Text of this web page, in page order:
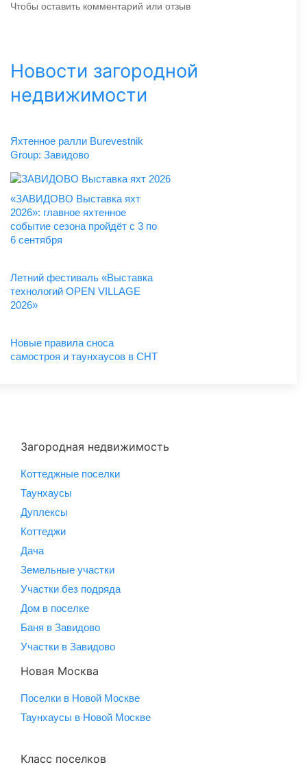
Чтобы оставить комментарий или отзыв
Новости загородной
недвижимости
Яхтенное ралли Burevestnik
Group: Завидово
«ЗАВИДОВО Выставка яхт
2026»: главное яхтенное
событие сезона пройдёт с 3 по
6 сентября
Летний фестиваль «Выставка
технологий OPEN VILLAGE
2026»
Новые правила сноса
самостроя и таунхаусов в СНТ
Загородная недвижимость
Коттеджные поселки
Таунхаусы
Дуплексы
Коттеджи
Дача
Земельные участки
Участки без подряда
Дом в поселке
Баня в Завидово
Участки в Завидово
Новая Москва
Поселки в Новой Москве
Таунхаусы в Новой Москве
Класс поселков